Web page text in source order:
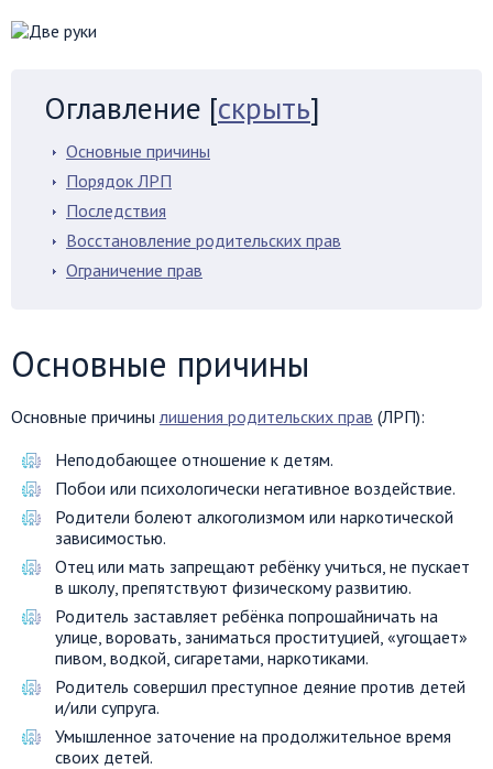
Оглавление [скрыть]
Основные причины
Порядок ЛРП
Последствия
Восстановление родительских прав
Ограничение прав
Основные причины
Основные причинылишения родительских прав (ЛРП):
Неподобающее отношение к детям.
Побои или психологически негативное воздействие.
Родители болеют алкоголизмом или наркотической
зависимостью.
Отец или мать запрещают ребёнку учиться, не пускает
в школу, препятствуют физическому развитию.
Родитель заставляет ребёнка попрошайничать на
улице, воровать, заниматься проституцией, «угощает»
пивом, водкой, сигаретами, наркотиками.
Родитель совершил преступное деяние против детей
и/или супруга.
Умышленное заточение на продолжительное время
своих детей.